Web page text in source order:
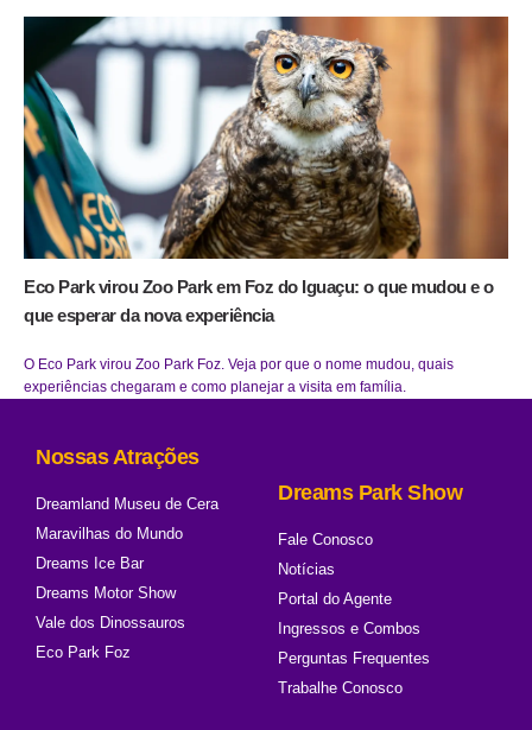
Eco Park virou Zoo Park em Foz do Iguaçu: o que mudou e o
que esperar da nova experiência
O Eco Park virou Zoo Park Foz. Veja por que o nome mudou, quais
experiências chegaram e como planejar a visita em família.
Nossas Atrações
Dreamland Museu de Cera
Maravilhas do Mundo
Dreams Ice Bar
Dreams Motor Show
Vale dos Dinossauros
Eco Park Foz
Dreams Park Show
Fale Conosco
Notícias
Portal do Agente
Ingressos e Combos
Perguntas Frequentes
Trabalhe Conosco